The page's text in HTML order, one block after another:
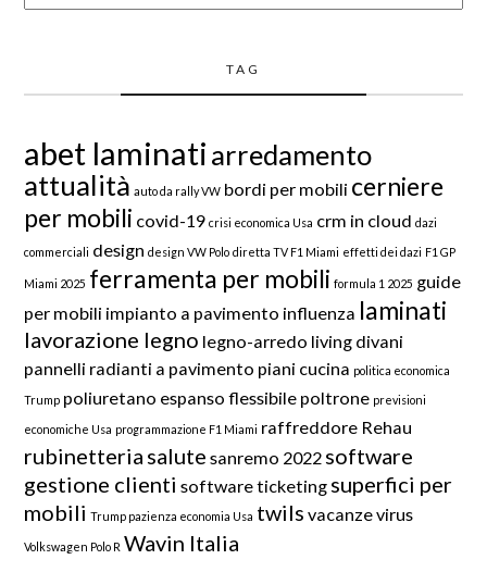
TAG
abet laminati arredamento
attualità auto da rally VW bordi per mobili cerniere
per mobili covid-19 crisi economica Usa crm in cloud dazi
commerciali design design VW Polo diretta TV F1 Miami effetti dei dazi F1 GP
Miami 2025 ferramenta per mobili formula 1 2025 guide
per mobili impianto a pavimento influenza laminati
lavorazione legno legno-arredo living divani
pannelli radianti a pavimento piani cucina politica economica
Trump poliuretano espanso flessibile poltrone previsioni
economiche Usa programmazione F1 Miami raffreddore Rehau
rubinetteria salute sanremo 2022 software
gestione clienti software ticketing superfici per
mobili Trump pazienza economia Usa twils vacanzevirus
Volkswagen Polo R Wavin Italia